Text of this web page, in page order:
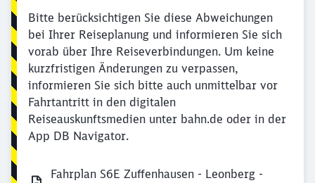
Bitte berücksichtigen Sie diese Abweichungen
bei Ihrer Reiseplanung und informieren Sie sich
vorab über Ihre Reiseverbindungen. Um keine
kurzfristigen Änderungen zu verpassen,
informieren Sie sich bitte auch unmittelbar vor
Fahrtantritt in den digitalen
Reiseauskunftsmedien unter bahn.de oder in der
App DB Navigator.
Fahrplan S6E Zuffenhausen - Leonberg -